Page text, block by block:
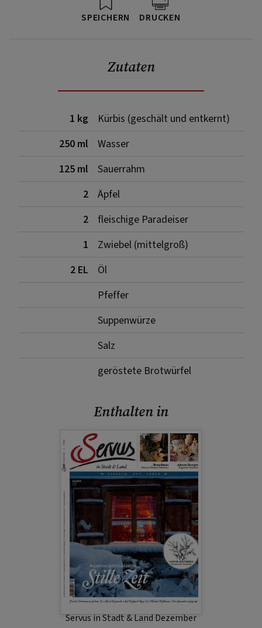
SPEICHERN DRUCKEN
Zutaten
1 kg
Kürbis (geschält und entkernt)
250 ml
Wasser
125 ml
Sauerrahm
2
Äpfel
2
fleischige Paradeiser
1
Zwiebel (mittelgroß)
2 EL
Öl
Pfeffer
Suppenwürze
Salz
geröstete Brotwürfel
Enthalten in
Servus in Stadt & Land Dezember